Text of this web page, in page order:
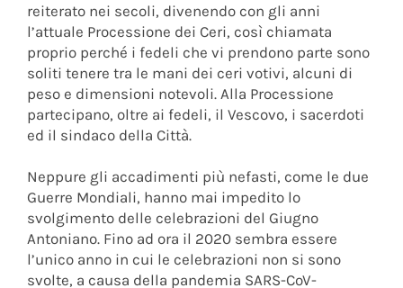
reiterato nei secoli, divenendo con gli anni
l’attuale Processione dei Ceri, così chiamata
proprio perché i fedeli che vi prendono parte sono
soliti tenere tra le mani dei ceri votivi, alcuni di
peso e dimensioni notevoli. Alla Processione
partecipano, oltre ai fedeli, il Vescovo, i sacerdoti
ed il sindaco della Città.
Neppure gli accadimenti più nefasti, come le due
Guerre Mondiali, hanno mai impedito lo
svolgimento delle celebrazioni del Giugno
Antoniano. Fino ad ora il 2020 sembra essere
l’unico anno in cui le celebrazioni non si sono
svolte, a causa della pandemia SARS-CoV-